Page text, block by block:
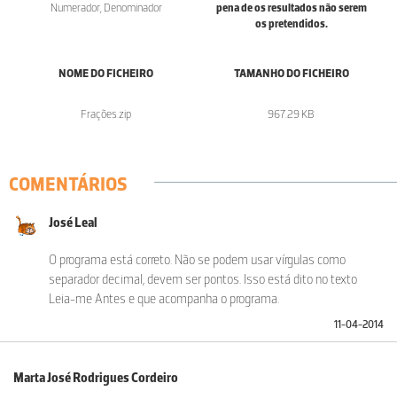
Numerador, Denominador
pena de os resultados não serem
os pretendidos.
NOME DO FICHEIRO
Frações.zip
TAMANHO DO FICHEIRO
967.29 KB
COMENTÁRIOS
José Leal
O programa está correto. Não se podem usar vírgulas como
separador decimal, devem ser pontos. Isso está dito no texto
Leia-me Antes e que acompanha o programa.
11-04-2014
Marta José Rodrigues Cordeiro